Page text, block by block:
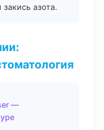
азота.
—